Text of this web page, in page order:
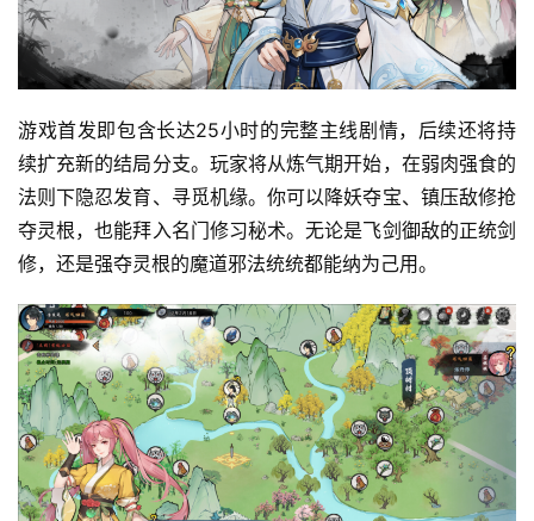
游戏首发即包含长达25小时的完整主线剧情，后续还将持
续扩充新的结局分支。玩家将从炼气期开始，在弱肉强食的
法则下隐忍发育、寻觅机缘。你可以降妖夺宝、镇压敌修抢
夺灵根，也能拜入名门修习秘术。无论是飞剑御敌的正统剑
修，还是强夺灵根的魔道邪法统统都能纳为己用。